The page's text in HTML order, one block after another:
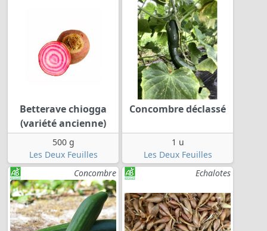
Betterave chiogga
(variété ancienne)
500 g
Les Deux Feuilles
Concombre déclassé
1 u
Les Deux Feuilles
Concombre
Echalotes